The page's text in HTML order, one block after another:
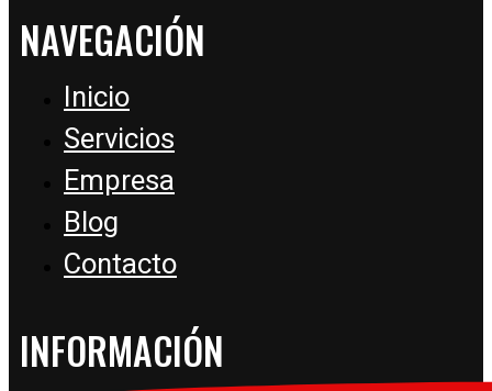
NAVEGACIÓN
Inicio
Servicios
Empresa
Blog
Contacto
INFORMACIÓN